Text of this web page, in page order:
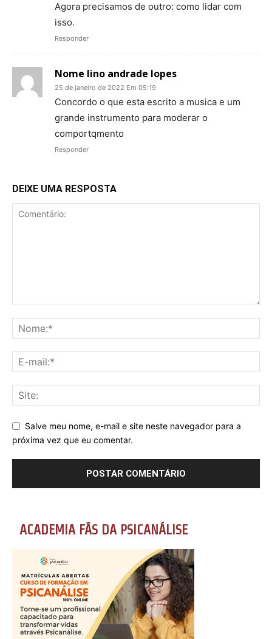
Agora precisamos de outro: como lidar com
isso.
Responder
Nome lino andrade lopes
25 de janeiro de 2022 Em 05:19
Concordo o que esta escrito a musica e um
grande instrumento para moderar o
comportqmento
Responder
DEIXE UMA RESPOSTA
Salve meu nome, e-mail e site neste navegador para a
próxima vez que eu comentar.
ACADEMIA FÃS DA PSICANÁLISE